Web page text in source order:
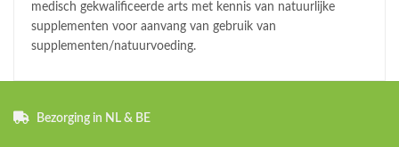
medisch gekwalificeerde arts met kennis van natuurlijke
supplementen voor aanvang van gebruik van
supplementen/natuurvoeding.
Bezorging in NL & BE